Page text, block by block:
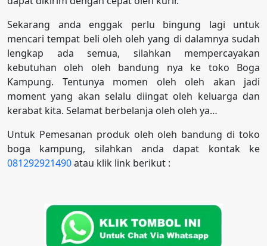
Sekarang anda enggak perlu bingung lagi untuk
mencari tempat beli oleh oleh yang di dalamnya sudah
lengkap ada semua, silahkan mempercayakan
kebutuhan oleh oleh bandung nya ke toko Boga
Kampung. Tentunya momen oleh oleh akan jadi
moment yang akan selalu diingat oleh keluarga dan
kerabat kita. Selamat berbelanja oleh oleh ya…
Untuk Pemesanan produk oleh oleh bandung di toko
boga kampung, silahkan anda dapat kontak ke
081292921490atau klik link berikut :